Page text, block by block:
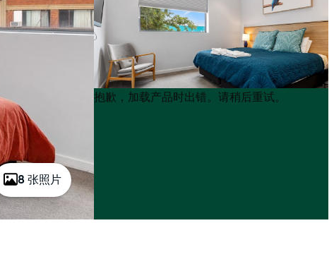
8 张照片
Product
Product
抱歉，加载产品时出错。请稍后重试。